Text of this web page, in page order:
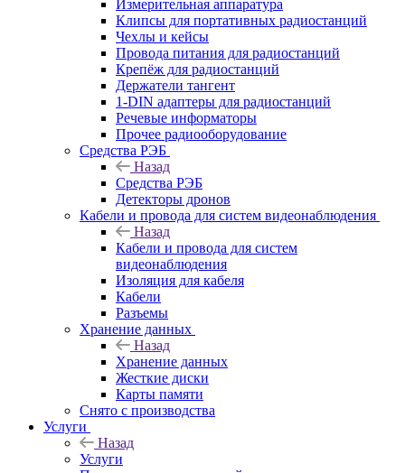
Измерительная аппаратура
Клипсы для портативных радиостанций
Чехлы и кейсы
Провода питания для радиостанций
Крепёж для радиостанций
Держатели тангент
1-DIN адаптеры для радиостанций
Речевые информаторы
Прочее радиооборудование
Средства РЭБ
Назад
Средства РЭБ
Детекторы дронов
Кабели и провода для систем видеонаблюдения
Назад
Кабели и провода для систем
видеонаблюдения
Изоляция для кабеля
Кабели
Разъемы
Хранение данных
Назад
Хранение данных
Жесткие диски
Карты памяти
Снято с производства
Услуги
Назад
Услуги